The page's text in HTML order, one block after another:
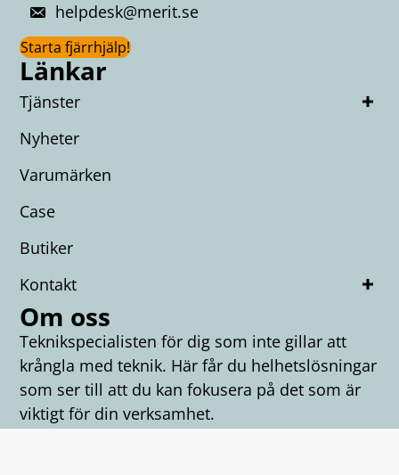
helpdesk@merit.se
Starta fjärrhjälp!
Länkar
Tjänster
Nyheter
Varumärken
Case
Butiker
Kontakt
Om oss
Teknikspecialisten för dig som inte gillar att
krångla med teknik. Här får du helhetslösningar
som ser till att du kan fokusera på det som är
viktigt för din verksamhet.